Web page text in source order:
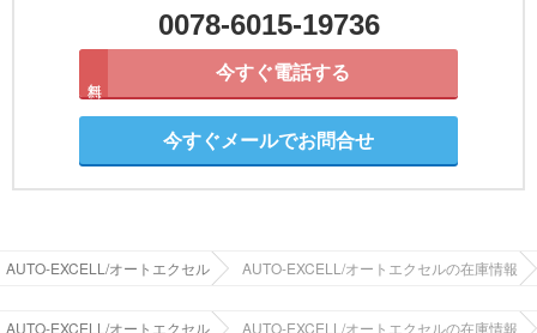
0078-6015-19736
今すぐ電話する
今すぐメールでお問合せ
AUTO-EXCELL/オートエクセル AUTO-EXCELL/オートエクセルの在庫情報
AUTO-EXCELL/オートエクセル AUTO-EXCELL/オートエクセルの在庫情報